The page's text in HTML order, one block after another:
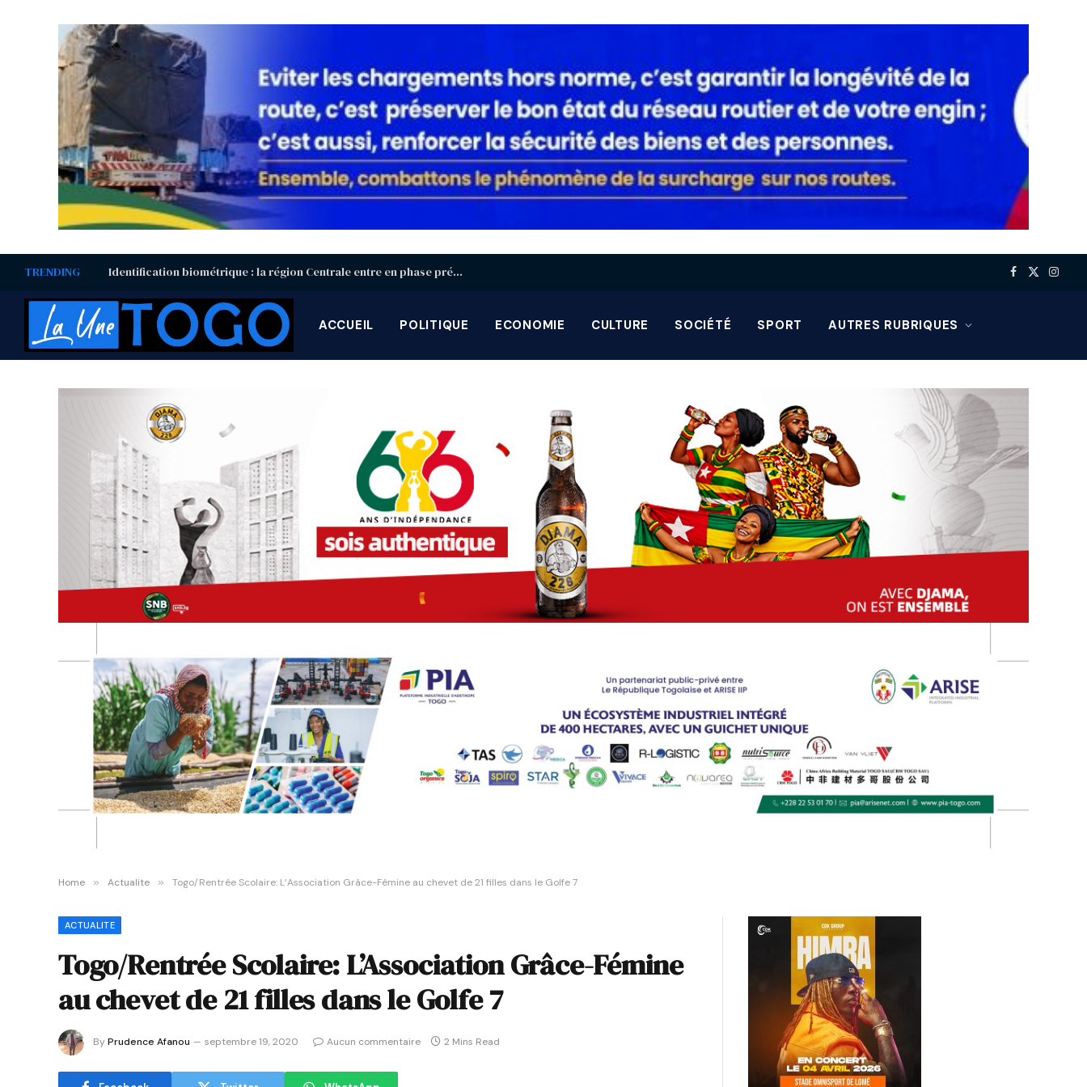
TRENDING Identification biométrique : la région Centrale entre en phase préparatoire avant la grande campagne d’août-septembre Facebook
X
ACCUEIL POLITIQUE ECONOMIE CULTURE SOCIÉTÉ SPORT AUTRES RUBRIQUES
Home » Actualite » Togo/Rentrée Scolaire: L’Association Grâce-Fémine au chevet de 21 filles dans le Golfe 7
ACTUALITE
Togo/Rentrée Scolaire: L’Association Grâce-Fémine
au chevet de 21 filles dans le Golfe 7
ByPrudence Afanou septembre 19, 2020 Aucun commentaire 2 Mins Read